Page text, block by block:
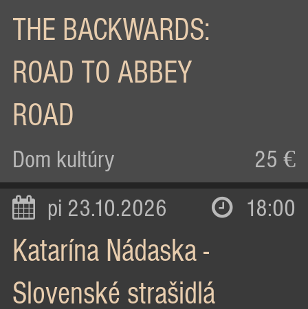
THE BACKWARDS:
ROAD TO ABBEY
ROAD
Dom kultúry 25 €
pi 23.10.2026 18:00
Katarína Nádaska -
Slovenské strašidlá